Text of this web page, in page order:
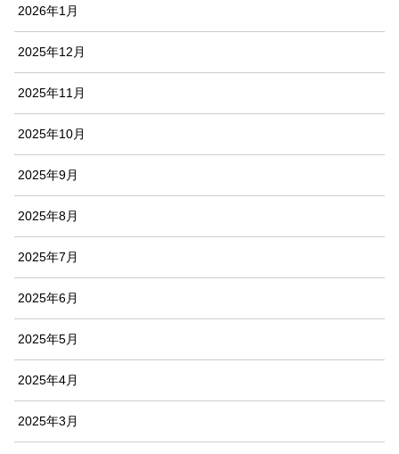
2026年1月
2025年12月
2025年11月
2025年10月
2025年9月
2025年8月
2025年7月
2025年6月
2025年5月
2025年4月
2025年3月